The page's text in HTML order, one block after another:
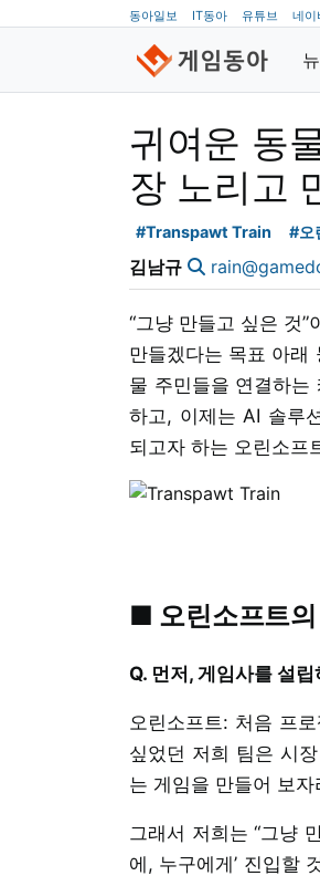
동아일보 IT동아 유튜브 네이
귀여운 동
장 노리고
#Transpawt Train #오
김남규
“그냥 만들고 싶은 것
만들겠다는 목표 아
물 주민들을 연결하는
하고, 이제는 AI 솔루
되고자 하는 오린소프
■ 오린소프트
Q. 먼저, 게임사를 설
오린소프트: 처음 프
싶었던 저희 팀은 시
는 게임을 만들어 보
그래서 저희는 “그냥
에, 누구에게’ 진입할